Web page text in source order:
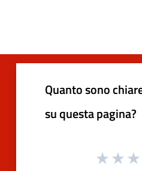
Quanto sono
su questa pagina?